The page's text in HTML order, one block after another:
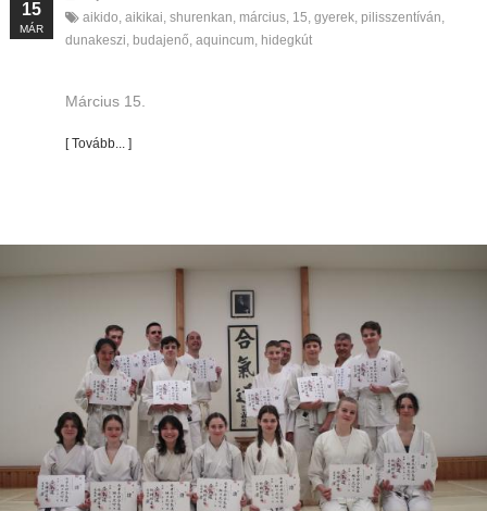
aikido, aikikai, shurenkan, március, 15, gyerek, pilisszentíván,
dunakeszi, budajenő, aquincum, hidegkút
Március 15.
[ Tovább... ]
15
MÁR